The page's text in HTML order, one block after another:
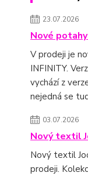
23.07.2026
Nové
V prodeji je
INFINITY.
vychází z
nejedná se
03.07.2026
Nový textil
Nový textil
prodeji.